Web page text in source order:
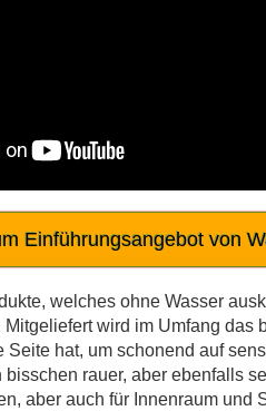
Einführungsangebot von
welches ohne Wasser
Mitgeliefert wird im Umfang das
Seite hat, um schonend auf
rauer, aber ebenfalls
aber auch für Innenraum und